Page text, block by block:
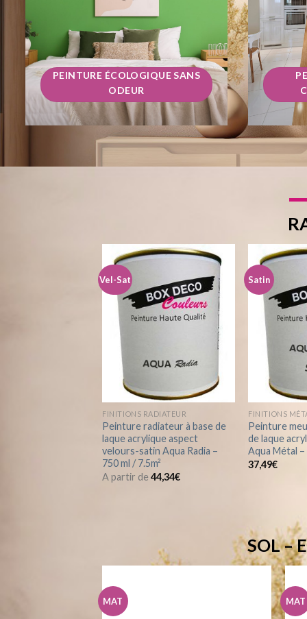
PEINTURE ÉCOLOGIQUE SANS
ODEUR
Vel-Sat
Ajouter
à la
FINITIONS RADIATEUR
Peinture radiateur à base de
laque acrylique aspect
velours-satin Aqua Radia –
750 ml / 7.5m²
A partir de44,34€
Satin
FINITIONS
Peinture
de laque
Aqua Métal –
37,49€
SOL –
MAT MAT